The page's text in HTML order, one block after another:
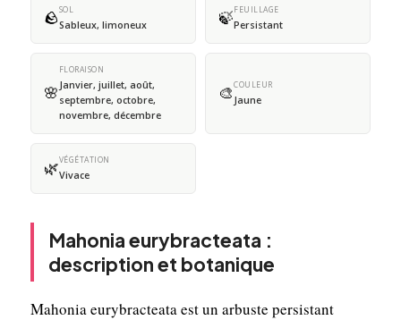
🪨SOL
Sableux, limoneux 🍃FEUILLAGE
Persistant
🌸
FLORAISON
Janvier, juillet, août,
septembre, octobre,
novembre, décembre
🎨COULEUR
Jaune
🌿VÉGÉTATION
Vivace
Mahonia eurybracteata :
description et botanique
Mahonia eurybracteata est un arbuste persistant